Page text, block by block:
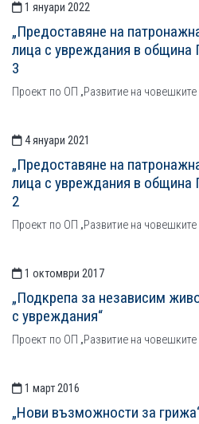
1 януари 2022
„Предоставяне на
лица с увреждания в община
3
Проект по ОП „Развитие на човешките
4 януари 2021
„Предоставяне на
лица с увреждания в община
2
Проект по ОП „Развитие на човешките
1 октомври 2017
„Подкрепа за независим
с увреждания“
Проект по ОП „Развитие на човешките
1 март 2016
„Нови възможности за